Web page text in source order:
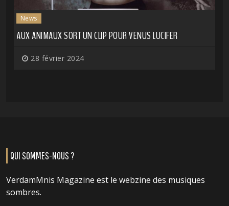
News
AUX ANIMAUX SORT UN CLIP POUR VENUS LUCIFER
28 février 2024
QUI SOMMES-NOUS ?
VerdamMnis Magazine est le webzine des musiques
sombres.